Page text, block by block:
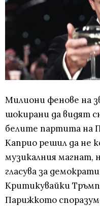
Милиони фенове на
шокирани да видят
белите партита на
Каприо решил да не
музикалния магнат,
гласува за
Критикувайки
Парижкото